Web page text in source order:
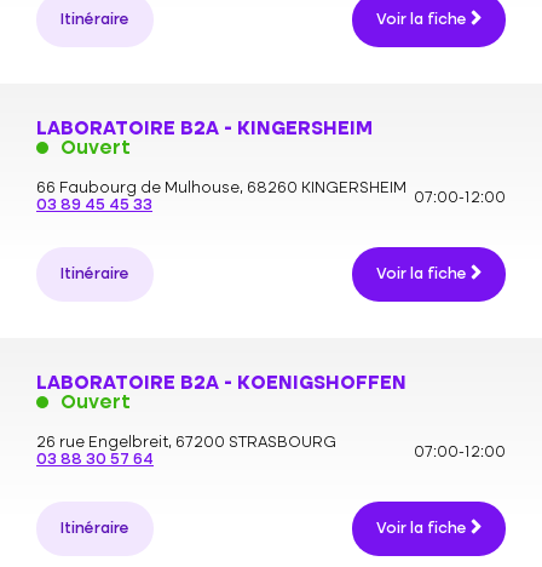
Itinéraire Voir la fiche
LABORATOIRE B2A - KINGERSHEIM
Ouvert
66 Faubourg de Mulhouse, 68260 KINGERSHEIM
03 89 45 45 33
07:00-12:00
Itinéraire Voir la fiche
LABORATOIRE B2A - KOENIGSHOFFEN
Ouvert
26 rue Engelbreit, 67200 STRASBOURG
03 88 30 57 64
07:00-12:00
Itinéraire Voir la fiche